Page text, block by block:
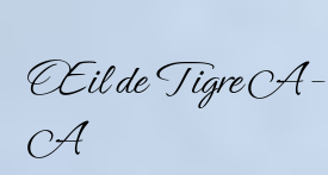
Œil de Tigre A –
A